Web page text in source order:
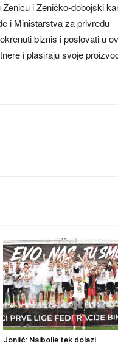
i Zeničko-dobojski
i Ministarstva za privredu
biznis i poslovati u
i plasiraju svoje
Jonjić: Najbolje tek dolazi